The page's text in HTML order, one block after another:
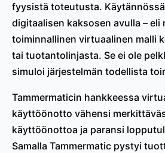
fyysistä toteutusta.
digitaalisen kaksosen avulla – eli
toiminnallinen virtuaalinen malli
tai tuotantolinjasta. Se ei ole
simuloi järjestelmän todellista
Tammermaticin hankkeessa
käyttöönotto vähensi
käyttöönottoa ja paransi
Samalla Tammermatic pystyi